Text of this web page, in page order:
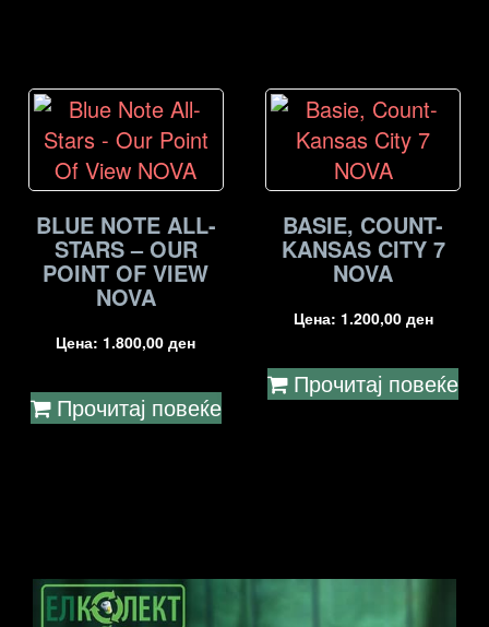
BLUE NOTE ALL-
STARS – OUR
POINT OF VIEW
NOVA
Цена: 1.800,00ден
Прочитај повеќе
BASIE, COUNT-
KANSAS CITY 7
NOVA
Цена: 1.200,00 ден
Прочитај повеќе